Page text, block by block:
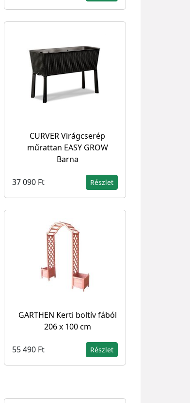
CURVER Virágcserép
műrattan EASY GROW
Barna
37 090 Ft Részlet
GARTHEN Kerti boltív fából
206 x 100 cm
55 490 Ft Részlet